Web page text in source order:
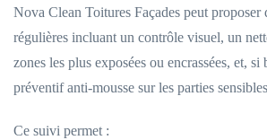
Nova Clean Toitures Façades peut proposer
régulières incluant un contrôle visuel, un
zones les plus exposées ou encrassées, et,
préventif anti-mousse sur les parties
Ce suivi permet :